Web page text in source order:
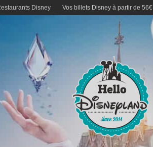
Disney Vos billets Disney à partir de 56€